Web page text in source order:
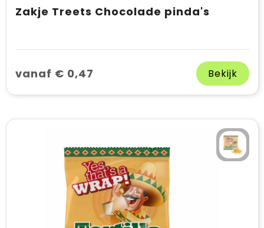
Zakje Treets Chocolade pinda's
vanaf € 0,47 Bekijk